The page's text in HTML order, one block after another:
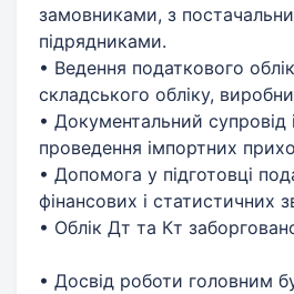
замовниками, з
підрядниками.
• Ведення податкового
складського обліку,
• Документальний супровід
проведення імпортних
• Допомога у підготовці
фінансових і статистичних
• Облік Дт та Кт
• Досвід роботи головним